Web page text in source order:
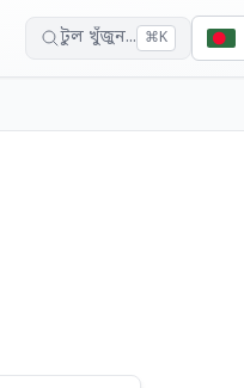
টুল খুঁজুন... ⌘K